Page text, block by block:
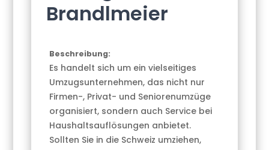
Brandlmeier
Beschreibung:
Es handelt sich um ein vielseitiges
Umzugsunternehmen, das nicht nur
Firmen-, Privat- und Seniorenumzüge
organisiert, sondern auch Service bei
Haushaltsauflösungen anbietet.
Sollten Sie in die Schweiz umziehen,